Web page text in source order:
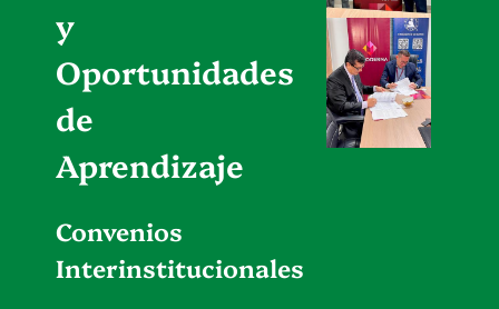
y
Oportunidades
de
Aprendizaje
Convenios
Interinstitucionales